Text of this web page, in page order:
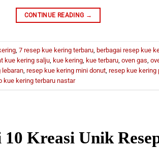
CONTINUE READING →
, 7 resep kue kering terbaru, berbagai resep kue
kue kering salju, kue kering, kue terbaru, oven gas
lebaran, resep kue kering mini donut, resep kue kering
kue kering terbaru nastar
Kreasi Unik